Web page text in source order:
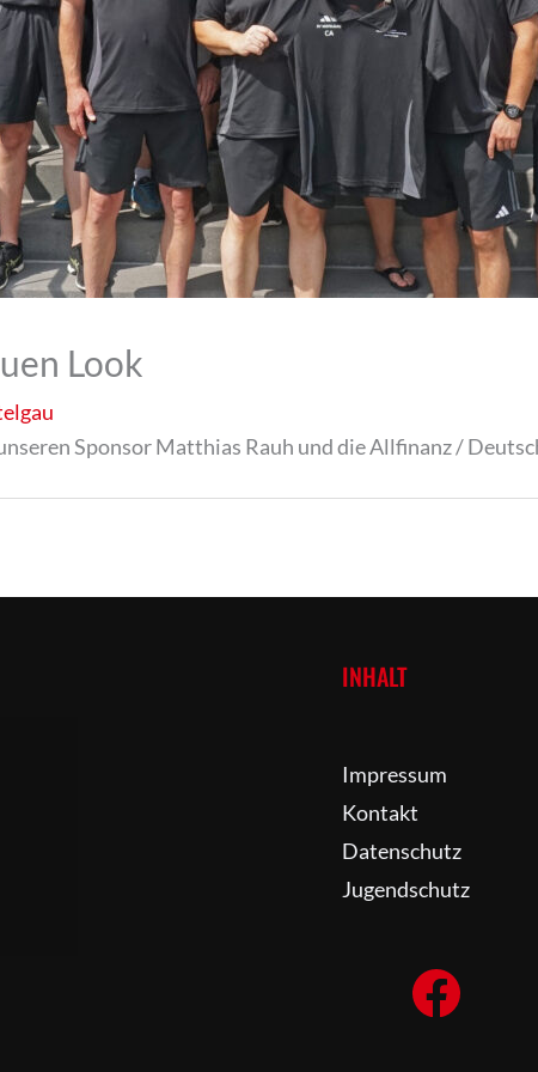
Look
Sponsor Matthias Rauh und die Allfinanz /
INHALT
Impressum
Kontakt
Datenschutz
Jugendschutz